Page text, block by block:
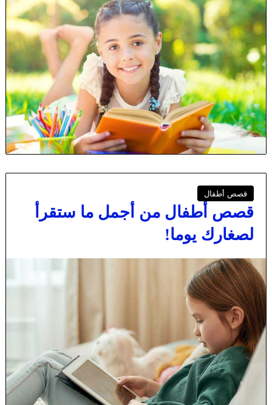
قصص أطفال
قصص أطفال من أجمل ما ستقرأ
لصغارك يوما!